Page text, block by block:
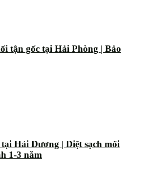
tận gốc tại Hải Phòng | Bảo
Hải Dương | Diệt sạch mối
1-3 năm